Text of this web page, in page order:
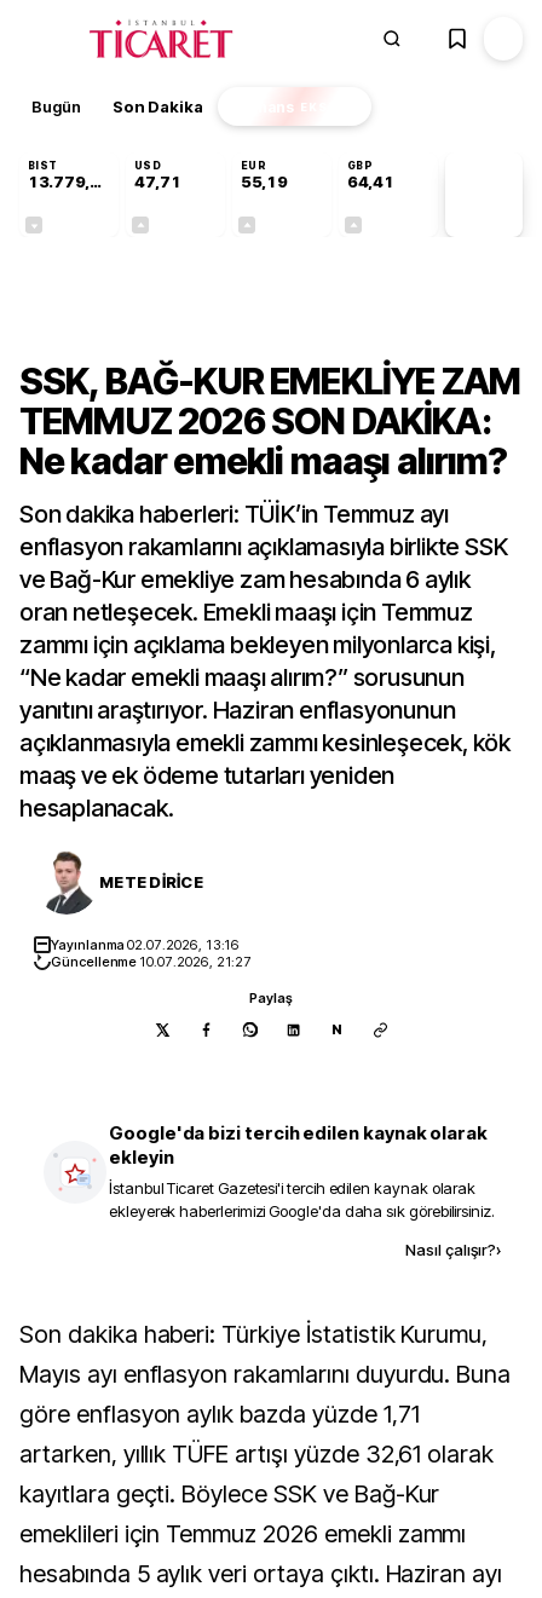
Bugün Son Dakika Finans EKSTRA
BIST
13.779,39
USD
47,71
EUR
55,19
GBP
64,41
SSK, BAĞ-KUR EMEKLİYE ZAM
TEMMUZ 2026 SON DAKİKA:
Ne kadar emekli maaşı alırım?
Son dakika haberleri: TÜİK’in Temmuz ayı
enflasyon rakamlarını açıklamasıyla birlikte SSK
ve Bağ-Kur emekliye zam hesabında 6 aylık
oran netleşecek. Emekli maaşı için Temmuz
zammı için açıklama bekleyen milyonlarca kişi,
“Ne kadar emekli maaşı alırım?” sorusunun
yanıtını araştırıyor. Haziran enflasyonunun
açıklanmasıyla emekli zammı kesinleşecek, kök
maaş ve ek ödeme tutarları yeniden
hesaplanacak.
METE DİRİCE
Yayınlanma02.07.2026, 13:16
Güncellenme 10.07.2026, 21:27
Paylaş
N
Google'da bizi tercih edilen kaynak olarak
ekleyin
İstanbul Ticaret Gazetesi'i tercih edilen kaynak olarak
ekleyerek haberlerimizi Google'da daha sık görebilirsiniz.
Nasıl çalışır?›
Son dakika haberi: Türkiye İstatistik Kurumu,
Mayıs ayı enflasyon rakamlarını duyurdu. Buna
göre enflasyon aylık bazda yüzde 1,71
artarken, yıllık TÜFE artışı yüzde 32,61 olarak
kayıtlara geçti. Böylece SSK ve Bağ-Kur
emeklileri için Temmuz 2026 emekli zammı
hesabında 5 aylık veri ortaya çıktı. Haziran ayı